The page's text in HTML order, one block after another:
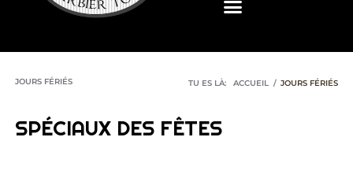
JOURS FÉRIÉS TU ES LÀ: ACCUEIL / JOURS FÉRIÉS
SPÉCIAUX DES FÊTES